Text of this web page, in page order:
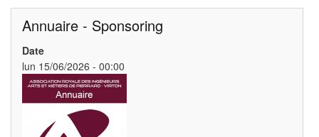
Annuaire - Sponsoring
Date
lun 15/06/2026 - 00:00